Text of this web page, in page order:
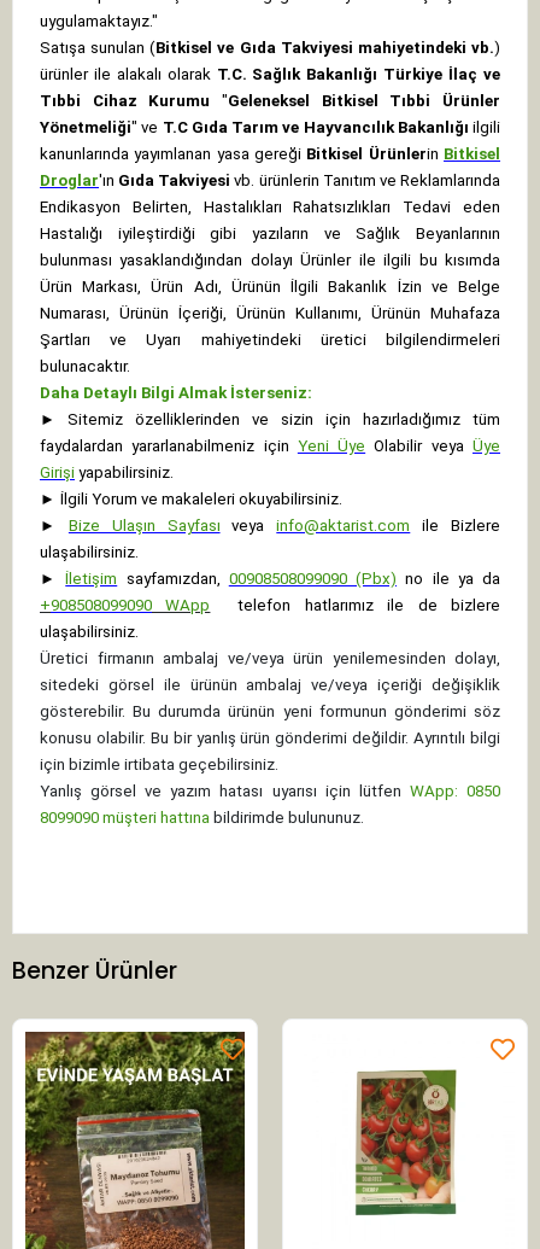
uygulamaktayız."
Satışa sunulan (Bitkisel ve Gıda Takviyesi mahiyetindeki vb.)
ürünler ile alakalı olarak T.C. Sağlık Bakanlığı Türkiye İlaç ve
Tıbbi Cihaz Kurumu "Geleneksel Bitkisel Tıbbi Ürünler
Yönetmeliği" ve T.C Gıda Tarım ve Hayvancılık Bakanlığı ilgili
kanunlarında yayımlanan yasa gereği Bitkisel Ürünlerin Bitkisel
Droglar'ın Gıda Takviyesi vb. ürünlerin Tanıtım ve Reklamlarında
Endikasyon Belirten, Hastalıkları Rahatsızlıkları Tedavi eden
Hastalığı iyileştirdiği gibi yazıların ve Sağlık Beyanlarının
bulunması yasaklandığından dolayı Ürünler ile ilgili bu kısımda
Ürün Markası, Ürün Adı, Ürünün İlgili Bakanlık İzin ve Belge
Numarası, Ürünün İçeriği, Ürünün Kullanımı, Ürünün Muhafaza
Şartları ve Uyarı mahiyetindeki üretici bilgilendirmeleri
bulunacaktır.
Daha Detaylı Bilgi Almak İsterseniz:
►
Sitemiz özelliklerinden ve sizin için hazırladığımız tüm
faydalardan yararlanabilmeniz için Yeni Üye Olabilir veyaÜye
Girişi yapabilirsiniz.
► İlgili Yorum ve makaleleri okuyabilirsiniz.
►
Bize Ulaşın Sayfası veya info@aktarist.com
ile Bizlere
ulaşabilirsiniz.
►
İletişim sayfamızdan, 00908508099090 (Pbx) no ile ya da
+908508099090 WApp
telefon hatlarımız ile de bizlere
ulaşabilirsiniz.
Üretici firmanın ambalaj ve/veya ürün yenilemesinden dolayı,
sitedeki görsel ile ürünün ambalaj ve/veya içeriği değişiklik
gösterebilir. Bu durumda ürünün yeni formunun gönderimi söz
konusu olabilir. Bu bir yanlış ürün gönderimi değildir. Ayrıntılı bilgi
için bizimle irtibata geçebilirsiniz.
Yanlış görsel ve yazım hatası uyarısı için lütfen WApp: 0850
8099090 müşteri hattına bildirimde bulununuz.
Benzer Ürünler